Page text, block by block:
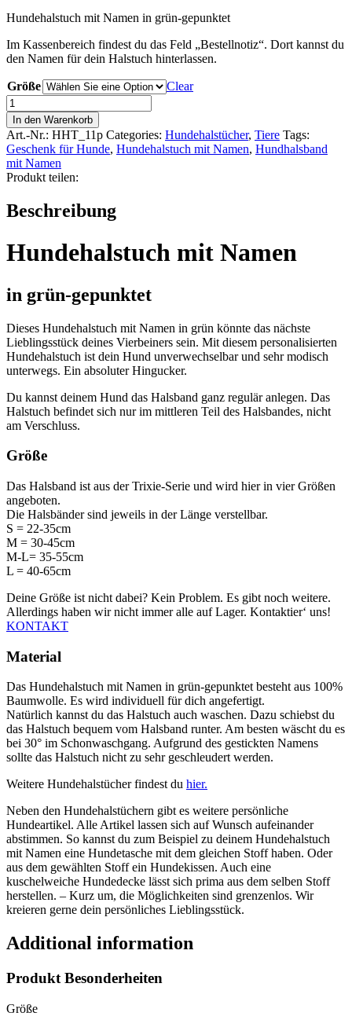
Hundehalstuch mit Namen in grün-gepunktet
Im Kassenbereich findest du das Feld „Bestellnotiz“. Dort kannst du
den Namen für dein Halstuch hinterlassen.
Größe
Clear
Hundehalstuch
mit
Namen
in
grün
quantity
In den Warenkorb
Art.-Nr.: HHT_11p Categories: Hundehalstücher, Tiere Tags:
Geschenk für Hunde, Hundehalstuch mit Namen, Hundhalsband
mit Namen
Produkt teilen:
Beschreibung
Hundehalstuch mit Namen
in grün-gepunktet
Dieses Hundehalstuch mit Namen in grün könnte das nächste
Lieblingsstück deines Vierbeiners sein. Mit diesem personalisierten
Hundehalstuch ist dein Hund unverwechselbar und sehr modisch
unterwegs. Ein absoluter Hingucker.
Du kannst deinem Hund das Halsband ganz regulär anlegen. Das
Halstuch befindet sich nur im mittleren Teil des Halsbandes, nicht
am Verschluss.
Größe
Das Halsband ist aus der Trixie-Serie und wird hier in vier Größen
angeboten.
Die Halsbänder sind jeweils in der Länge verstellbar.
S = 22-35cm
M = 30-45cm
M-L= 35-55cm
L = 40-65cm
Deine Größe ist nicht dabei? Kein Problem. Es gibt noch weitere.
Allerdings haben wir nicht immer alle auf Lager. Kontaktier‘ uns!
KONTAKT
Material
Das Hundehalstuch mit Namen in grün-gepunktet besteht aus 100%
Baumwolle. Es wird individuell für dich angefertigt.
Natürlich kannst du das Halstuch auch waschen. Dazu schiebst du
das Halstuch bequem vom Halsband runter. Am besten wäscht du es
bei 30° im Schonwaschgang. Aufgrund des gestickten Namens
sollte das Halstuch nicht zu sehr geschleudert werden.
Weitere Hundehalstücher findest du hier.
Neben den Hundehalstüchern gibt es weitere persönliche
Hundeartikel. Alle Artikel lassen sich auf Wunsch aufeinander
abstimmen. So kannst du zum Beispiel zu deinem Hundehalstuch
mit Namen eine Hundetasche mit dem gleichen Stoff haben. Oder
aus dem gewählten Stoff ein Hundekissen. Auch eine
kuschelweiche Hundedecke lässt sich prima aus dem selben Stoff
herstellen. – Kurz um, die Möglichkeiten sind grenzenlos. Wir
kreieren gerne dein persönliches Lieblingsstück.
Additional information
Produkt Besonderheiten
Größe